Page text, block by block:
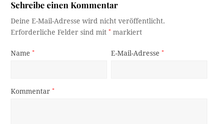
Schreibe einen Kommentar
Deine E-Mail-Adresse wird nicht veröffentlicht.
Erforderliche Felder sind mit* markiert
Name* E-Mail-Adresse*
Kommentar*